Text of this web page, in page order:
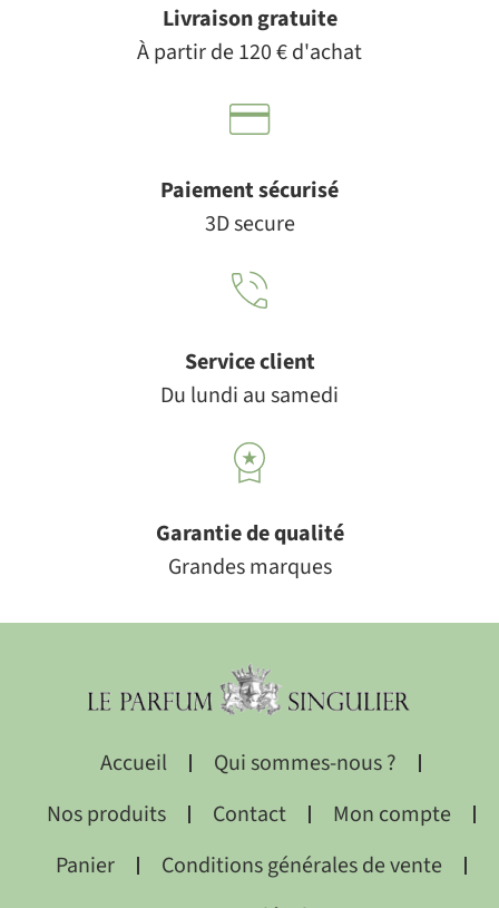
Livraison gratuite
À partir de 120 € d'achat
Paiement sécurisé
3D secure
Service client
Du lundi au samedi
Garantie de qualité
Grandes marques
Accueil
Qui sommes-nous ?
Nos produits
Contact
Mon compte
Panier
Conditions générales de vente